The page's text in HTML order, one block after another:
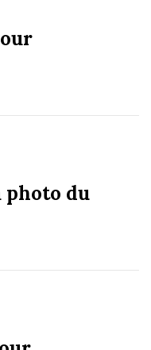
photo du